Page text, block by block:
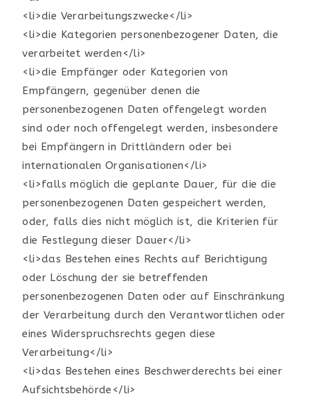
<li>die Verarbeitungszwecke</li>
<li>die Kategorien personenbezogener Daten, die
verarbeitet werden</li>
<li>die Empfänger oder Kategorien von
Empfängern, gegenüber denen die
personenbezogenen Daten offengelegt worden
sind oder noch offengelegt werden, insbesondere
bei Empfängern in Drittländern oder bei
internationalen Organisationen</li>
<li>falls möglich die geplante Dauer, für die die
personenbezogenen Daten gespeichert werden,
oder, falls dies nicht möglich ist, die Kriterien für
die Festlegung dieser Dauer</li>
<li>das Bestehen eines Rechts auf Berichtigung
oder Löschung der sie betreffenden
personenbezogenen Daten oder auf Einschränkung
der Verarbeitung durch den Verantwortlichen oder
eines Widerspruchsrechts gegen diese
Verarbeitung</li>
<li>das Bestehen eines Beschwerderechts bei einer
Aufsichtsbehörde</li>